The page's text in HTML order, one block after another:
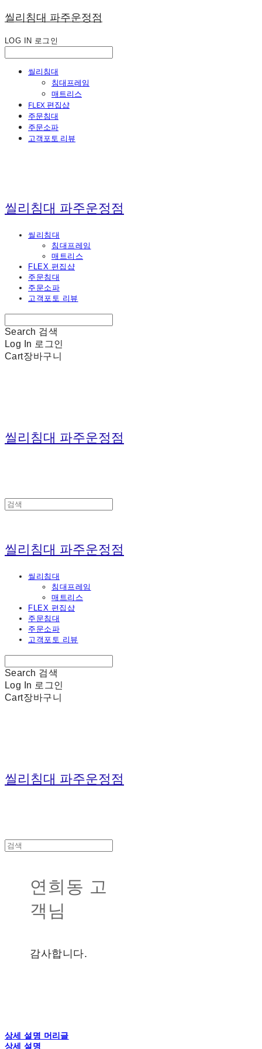
씰리침대 파주운정점
LOG IN 로그인
씰리침대
침대프레임
매트리스
FLEX 편집샵
주문침대
주문소파
고객포토 리뷰
씰리침대 파주운정점
씰리침대
침대프레임
매트리스
FLEX 편집샵
주문침대
주문소파
고객포토 리뷰
Search 검색
Log In 로그인
Cart장바구니
씰리침대 파주운정점
씰리침대 파주운정점
씰리침대
침대프레임
매트리스
FLEX 편집샵
주문침대
주문소파
고객포토 리뷰
Search 검색
Log In 로그인
Cart장바구니
씰리침대 파주운정점
연희동 고
객님
감사합니다.
상세 설명 머리글
상세 설명